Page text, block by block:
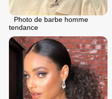
Photo de barbe homme
tendance